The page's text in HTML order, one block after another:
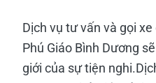
Dịch vụ tư vấn và gọi
Phú Giáo Bình Dương
giới của sự tiện